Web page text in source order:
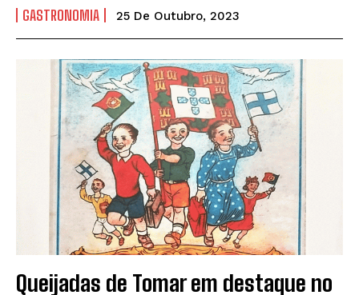
GASTRONOMIA 25 De Outubro, 2023
Queijadas de Tomar em destaque no